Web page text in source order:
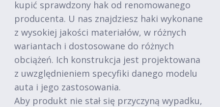
kupić sprawdzony hak od renomowanego
producenta. U nas znajdziesz haki wykonane
z wysokiej jakości materiałów, w różnych
wariantach i dostosowane do różnych
obciążeń. Ich konstrukcja jest projektowana
z uwzględnieniem specyfiki danego modelu
auta i jego zastosowania.
Aby produkt nie stał się przyczyną wypadku,